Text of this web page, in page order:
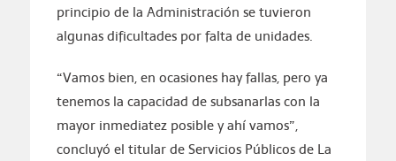
principio de la Administración se tuvieron
algunas dificultades por falta de unidades.
“Vamos bien, en ocasiones hay fallas, pero ya
tenemos la capacidad de subsanarlas con la
mayor inmediatez posible y ahí vamos”,
concluyó el titular de Servicios Públicos de La